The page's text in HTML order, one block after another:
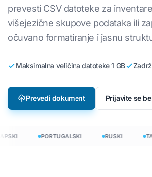
prevesti CSV datoteke za
višejezične skupove podataka ili
očuvano formatiranje i jasnu
Maksimalna veličina datoteke 1 GB
Prevedi dokument Prijavite se
PORTUGALSKI RUSKI